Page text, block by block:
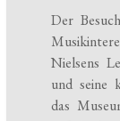
Der
Nielsens
und seine
das